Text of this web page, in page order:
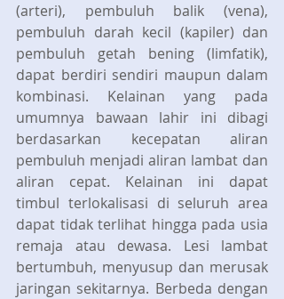
(arteri), pembuluh balik (vena),
pembuluh darah kecil (kapiler) dan
pembuluh getah bening (limfatik),
dapat berdiri sendiri maupun dalam
kombinasi. Kelainan yang pada
umumnya bawaan lahir ini dibagi
berdasarkan kecepatan aliran
pembuluh menjadi aliran lambat dan
aliran cepat. Kelainan ini dapat
timbul terlokalisasi di seluruh area
dapat tidak terlihat hingga pada usia
remaja atau dewasa. Lesi lambat
bertumbuh, menyusup dan merusak
jaringan sekitarnya. Berbeda dengan